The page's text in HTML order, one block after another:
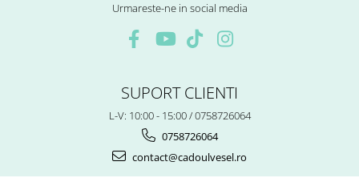
Urmareste-ne in social media
SUPORT CLIENTI
L-V: 10:00 - 15:00 / 0758726064
0758726064
contact@cadoulvesel.ro